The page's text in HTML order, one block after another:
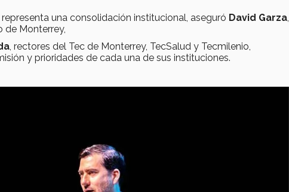
una consolidación institucional, aseguró David Garza,
de Monterrey,
, rectores del Tec de Monterrey, TecSalud y Tecmilenio,
y prioridades de cada una de sus instituciones.